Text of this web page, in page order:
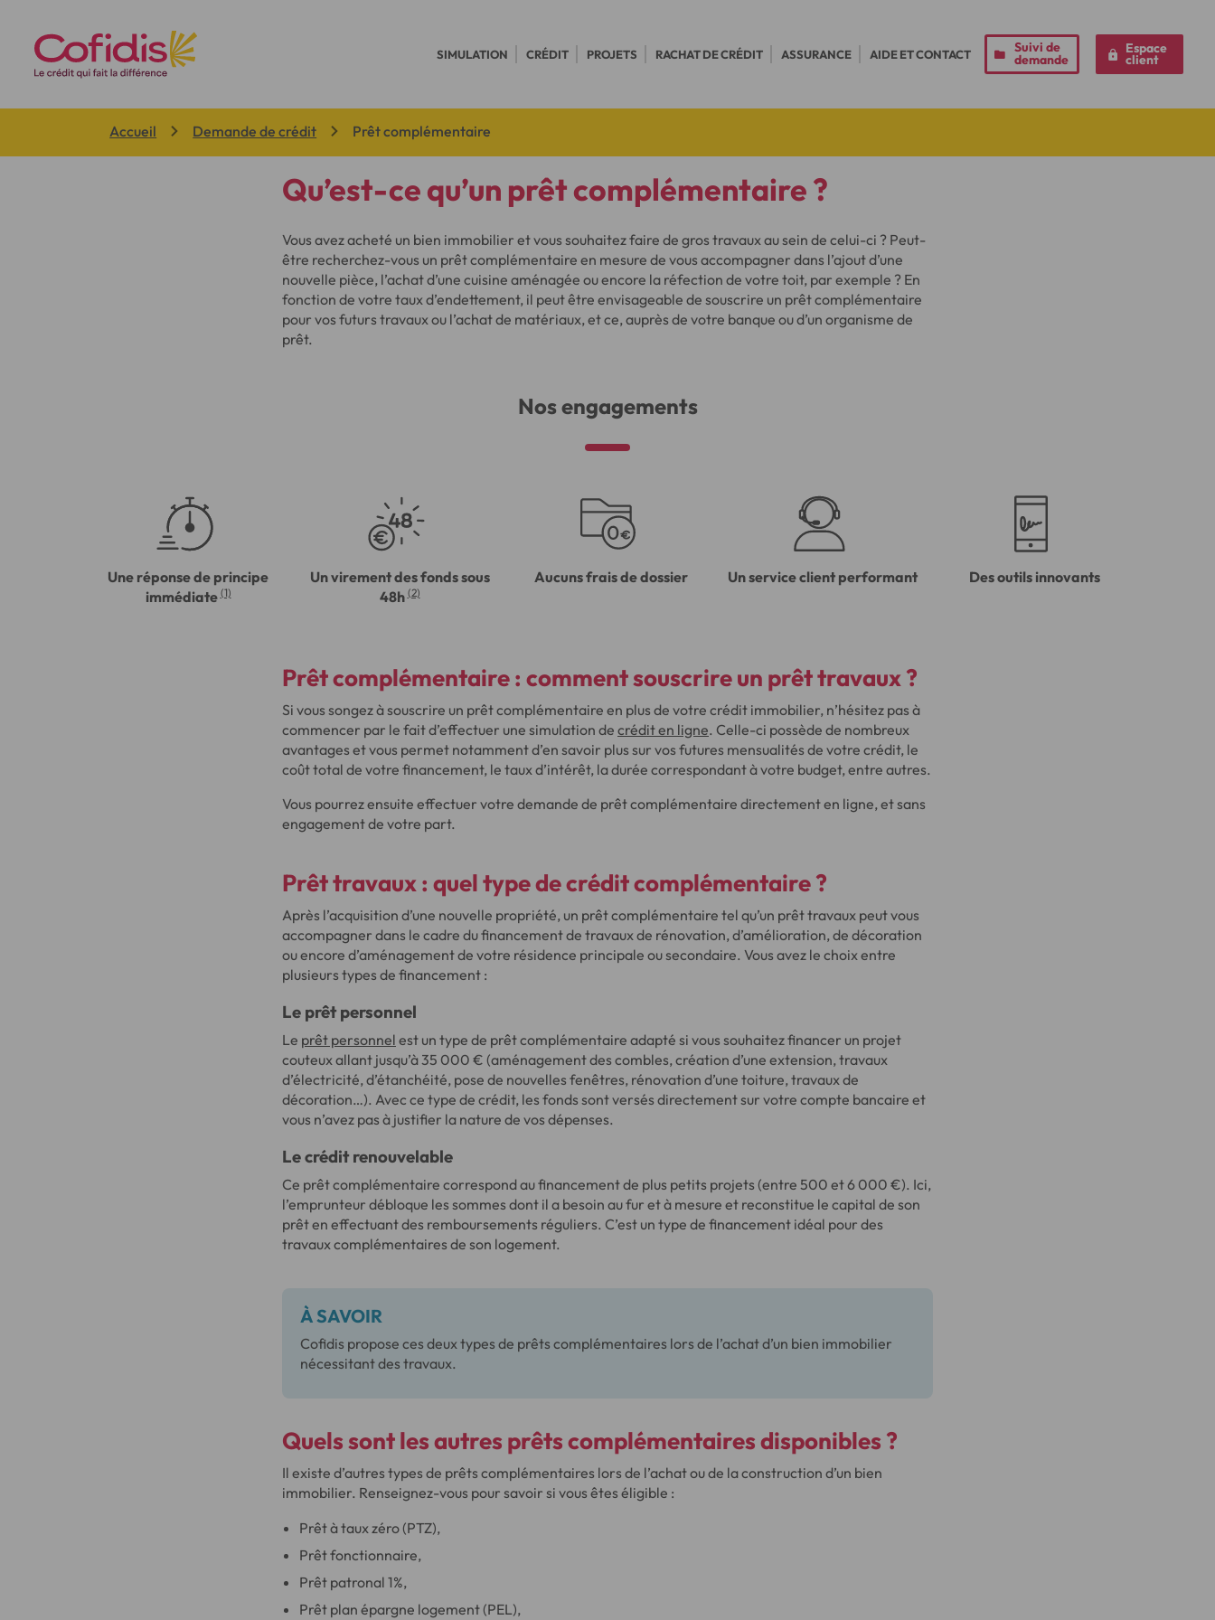
SIMULATION CRÉDIT PROJETS RACHAT DE CRÉDIT ASSURANCE AIDE ET CONTACT Suivi de
demande
Espace
client
Vous êtes ici:
Accueil Demande de crédit Prêt complémentaire
Qu’est-ce qu’un prêt complémentaire ?
Vous avez acheté un bien immobilier et vous souhaitez faire de gros travaux au sein de celui-ci ? Peut-
être recherchez-vous un prêt complémentaire en mesure de vous accompagner dans l’ajout d’une
nouvelle pièce, l’achat d’une cuisine aménagée ou encore la réfection de votre toit, par exemple ? En
fonction de votre taux d’endettement, il peut être envisageable de souscrire un prêt complémentaire
pour vos futurs travaux ou l’achat de matériaux, et ce, auprès de votre banque ou d’un organisme de
prêt.
Nos engagements
Une réponse de principe
immédiate (1)
Un virement des fonds sous
48h (2)
Aucuns frais de dossier Un service client performant Des outils innovants
Prêt complémentaire : comment souscrire un prêt travaux ?
Si vous songez à souscrire un prêt complémentaire en plus de votre crédit immobilier, n’hésitez pas à
commencer par le fait d’effectuer une simulation de crédit en ligne. Celle-ci possède de nombreux
avantages et vous permet notamment d’en savoir plus sur vos futures mensualités de votre crédit, le
coût total de votre financement, le taux d’intérêt, la durée correspondant à votre budget, entre autres.
Vous pourrez ensuite effectuer votre demande de prêt complémentaire directement en ligne, et sans
engagement de votre part.
Prêt travaux : quel type de crédit complémentaire ?
Après l’acquisition d’une nouvelle propriété, un prêt complémentaire tel qu’un prêt travaux peut vous
accompagner dans le cadre du financement de travaux de rénovation, d’amélioration, de décoration
ou encore d’aménagement de votre résidence principale ou secondaire. Vous avez le choix entre
plusieurs types de financement :
Le prêt personnel
Le prêt personnel est un type de prêt complémentaire adapté si vous souhaitez financer un projet
couteux allant jusqu’à 35 000 € (aménagement des combles, création d’une extension, travaux
d’électricité, d’étanchéité, pose de nouvelles fenêtres, rénovation d’une toiture, travaux de
décoration…). Avec ce type de crédit, les fonds sont versés directement sur votre compte bancaire et
vous n’avez pas à justifier la nature de vos dépenses.
Le crédit renouvelable
Ce prêt complémentaire correspond au financement de plus petits projets (entre 500 et 6 000 €). Ici,
l’emprunteur débloque les sommes dont il a besoin au fur et à mesure et reconstitue le capital de son
prêt en effectuant des remboursements réguliers. C’est un type de financement idéal pour des
travaux complémentaires de son logement.
À SAVOIR
Cofidis propose ces deux types de prêts complémentaires lors de l’achat d’un bien immobilier
nécessitant des travaux.
Quels sont les autres prêts complémentaires disponibles ?
Il existe d’autres types de prêts complémentaires lors de l’achat ou de la construction d’un bien
immobilier. Renseignez-vous pour savoir si vous êtes éligible :
Prêt à taux zéro (PTZ),
Prêt fonctionnaire,
Prêt patronal 1%,
Prêt plan épargne logement (PEL),